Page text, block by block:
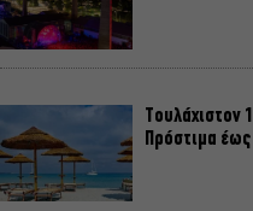
Τουλάχιστον
Πρόστιμα